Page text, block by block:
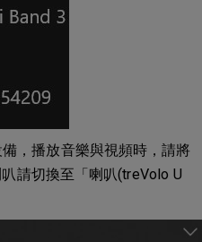
，播放音樂與視頻時，請將
請切換至「喇叭(treVolo U